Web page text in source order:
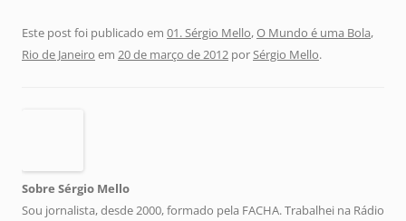
Este post foi publicado em 01. Sérgio Mello,O Mundo é uma Bola,
Rio de Janeiro em 20 de março de 2012 porSérgio Mello.
Sobre Sérgio Mello
Sou jornalista, desde 2000, formado pela FACHA. Trabalhei na Rádio